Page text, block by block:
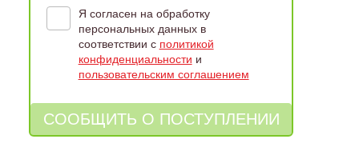
Я согласен на обработку
персональных данных в
соответствии с политикой
конфиденциальности и
пользовательским соглашением